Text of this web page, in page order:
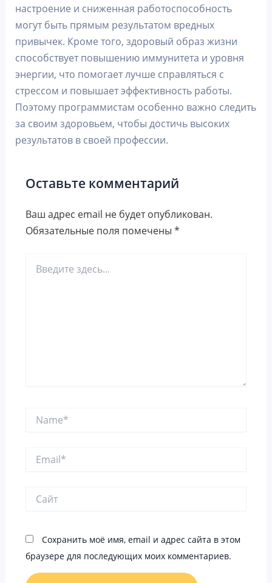
настроение и сниженная работоспособность
могут быть прямым результатом вредных
привычек. Кроме того, здоровый образ жизни
способствует повышению иммунитета и уровня
энергии, что помогает лучше справляться с
стрессом и повышает эффективность работы.
Поэтому программистам особенно важно следить
за своим здоровьем, чтобы достичь высоких
результатов в своей профессии.
Оставьте комментарий
Ваш адрес email не будет опубликован.
Обязательные поля помечены *
здесь...
Сохранить моё имя, email и адрес сайта в этом
браузере для последующих моих комментариев.